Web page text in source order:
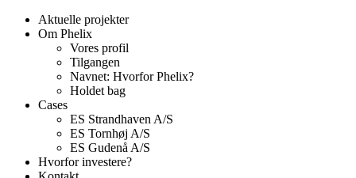
Aktuelle projekter
Om Phelix
Vores profil
Tilgangen
Navnet: Hvorfor Phelix?
Holdet bag
Cases
ES Strandhaven A/S
ES Tornhøj A/S
ES Gudenå A/S
Hvorfor investere?